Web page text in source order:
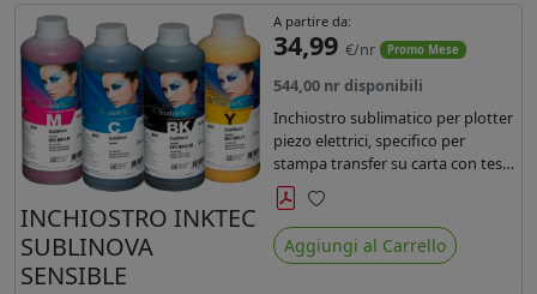
INCHIOSTRO INKTEC
SUBLINOVA
SENSIBLE
A partire da:
34,99 €/nr Promo Mese
544,00 nr disponibili
Inchiostro sublimatico per plotter
piezo elettrici, specifico per
stampa transfer su carta con teste
Epson EPS3200, 5113, dx4 e dx5.
Ecologico, conforme alla
normativa Reach e Oeko-Tex.
Preferiti
Aggiungi al Carrello